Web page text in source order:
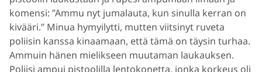
komensi: ”Ammu nyt jumalauta, kun sinulla kerran on
kivääri.” Minua hymyilytti, mutten viitsinyt ruveta
poliisin kanssa kinaamaan, että tämä on täysin turhaa.
Ammuin hänen mielikseen muutaman laukauksen.
Poliisi ampui pistoolilla lentokonetta, jonka korkeus oli